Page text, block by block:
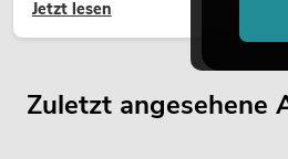
hochwertige Begrünung gehört
Jetzt lesen
Zuletzt angesehene